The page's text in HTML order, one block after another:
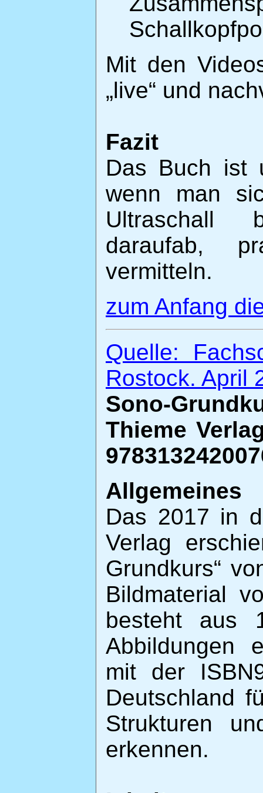
Mit den
„live“ und
Fazit
Das Buch ist
wenn man
Ultraschall
daraufab,
vermitteln.
zum Anfang
Quelle:
Rostock. April
Sono-
Thieme
Allgemeines
Das 2017 in
Verlag
Grundkurs“
Bildmaterial
besteht aus
Abbildungen
mit der
Deutschland
Strukturen
erkennen.